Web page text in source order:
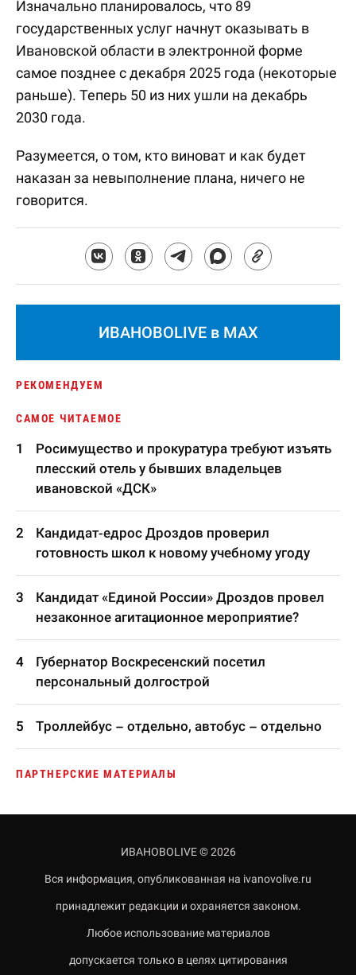
Изначально планировалось, что 89
государственных услуг начнут оказывать в
Ивановской области в электронной форме
самое позднее с декабря 2025 года (некоторые
раньше). Теперь 50 из них ушли на декабрь
2030 года.
Разумеется, о том, кто виноват и как будет
наказан за невыполнение плана, ничего не
говорится.
ИВАНОВОLIVE в MAX
РЕКОМЕНДУЕМ
САМОЕ ЧИТАЕМОЕ
Росимущество и прокуратура требуют изъять
плесский отель у бывших владельцев
ивановской «ДСК»
Кандидат-едрос Дроздов проверил
готовность школ к новому учебному угоду
Кандидат «Единой России» Дроздов провел
незаконное агитационное мероприятие?
Губернатор Воскресенский посетил
персональный долгострой
Троллейбус – отдельно, автобус – отдельно
ПАРТНЕРСКИЕ МАТЕРИАЛЫ
ИВАНОВОLIVE © 2026
Вся информация, опубликованная на ivanovolive.ru
принадлежит редакции и охраняется законом.
Любое использование материалов
допускается только в целях цитирования